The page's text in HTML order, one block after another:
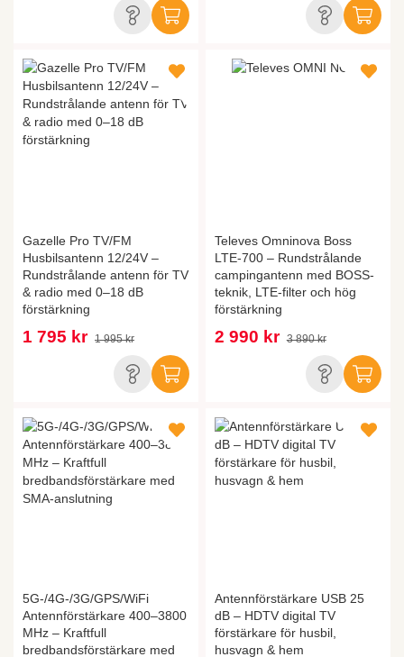
Gazelle Pro TV/FM
Husbilsantenn 12/24V –
Rundstrålande antenn för TV
& radio med 0–18 dB
förstärkning
1 795 kr 1 995 kr
Televes Omninova Boss
LTE-700 – Rundstrålande
campingantenn med BOSS-
teknik, LTE-filter och hög
förstärkning
2 990 kr 3 890 kr
5G-/4G-/3G/GPS/WiFi
Antennförstärkare 400–3800
MHz – Kraftfull
bredbandsförstärkare med
Antennförstärkare USB 25
dB – HDTV digital TV
förstärkare för husbil,
husvagn & hem